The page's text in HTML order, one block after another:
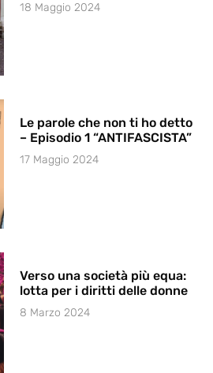
18 Maggio 2024
Le parole che non ti ho detto
– Episodio 1 “ANTIFASCISTA”
17 Maggio 2024
Verso una società più equa:
lotta per i diritti delle donne
8 Marzo 2024